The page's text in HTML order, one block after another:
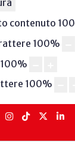
contenuto 100
100%
100%
100%